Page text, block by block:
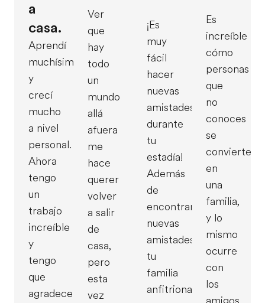
a
casa.
Aprendí
muchísimo
y
crecí
mucho
a nivel
personal.
Ahora
tengo
un
trabajo
increíble
y
tengo
que
agradecerle
Ver
que
hay
todo
un
mundo
allá
afuera
me
hace
querer
volver
a salir
de
casa,
pero
esta
vez
¡Es
muy
fácil
hacer
nuevas
amistades
durante
tu
estadía!
Además
de
encontrar
nuevas
amistades,
tu
familia
anfitriona
Es
increíble
cómo
personas
que
no
conoces
se
convierten
en
una
familia,
y lo
mismo
ocurre
con
los
amigos.